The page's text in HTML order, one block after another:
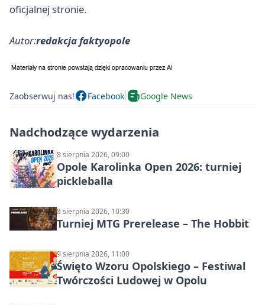
oficjalnej stronie.
Autor:redakcja faktyopole
Zaobserwuj nas! Facebook Google News
Nadchodzące wydarzenia
8 sierpnia 2026, 09:00
Opole Karolinka Open 2026: turniej
pickleballa
8 sierpnia 2026, 10:30
Turniej MTG Prerelease – The Hobbit
9 sierpnia 2026, 11:00
Święto Wzoru Opolskiego – Festiwal
Twórczości Ludowej w Opolu